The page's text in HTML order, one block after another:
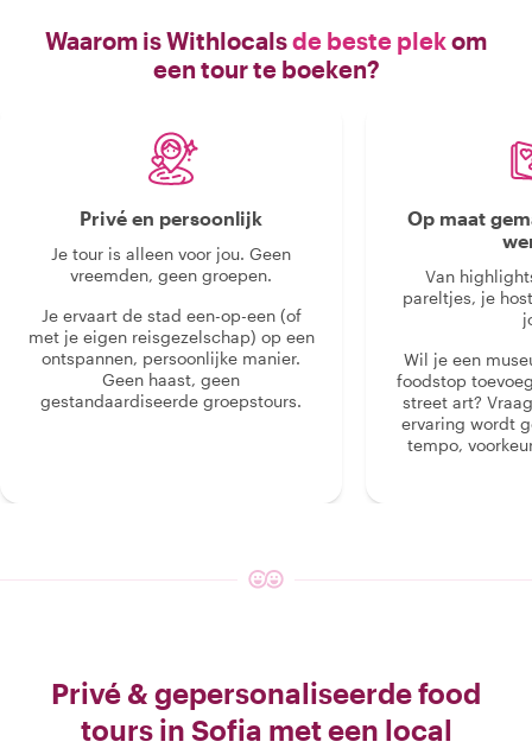
Waarom is Withlocalsde beste plekom
een tour te boeken?
Privé en persoonlijk
Je tour is alleen voor jou. Geen
vreemden, geen groepen.
Je ervaart de stad een-op-een (of
met je eigen reisgezelschap) op een
ontspannen, persoonlijke manier.
Geen haast, geen
gestandaardiseerde groepstours.
Op maat
Van
pareltjes, je
Wil je een
foodstop
street art?
ervaring wordt
tempo,
Privé & gepersonaliseerde food
tours in Sofia met een local